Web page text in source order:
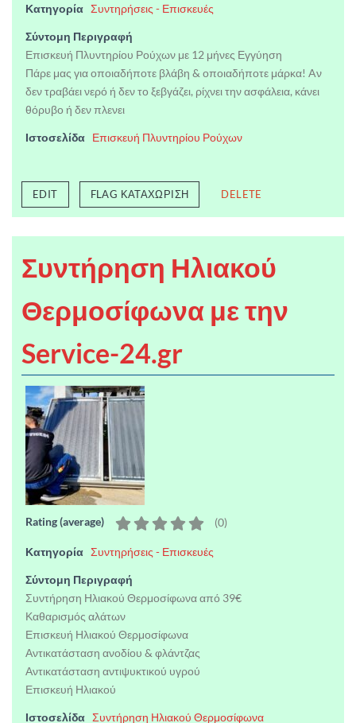
Κατηγορία Συντηρήσεις - Επισκευές
Σύντομη Περιγραφή
Επισκευή Πλυντηρίου Ρούχων με 12 μήνες Εγγύηση
Πάρε μας για οποιαδήποτε βλάβη & οποιαδήποτε μάρκα! Aν
δεν τραβάει νερό ή δεν το ξεβγάζει, ρίχνει την ασφάλεια, κάνει
θόρυβο ή δεν πλενει
Ιστοσελίδα Επισκευή Πλυντηρίου Ρούχων
EDIT FLAG ΚΑΤΑΧΏΡΙΣΗ DELETE
Συντήρηση Ηλιακού
Θερμοσίφωνα με την
Service-24.gr
Rating (average) (0)
Κατηγορία Συντηρήσεις - Επισκευές
Σύντομη Περιγραφή
Συντήρηση Ηλιακού Θερμοσίφωνα από 39€
Καθαρισμός αλάτων
Επισκευή Ηλιακού Θερμοσίφωνα
Αντικατάσταση ανοδίου & φλάντζας
Αντικατάσταση αντιψυκτικού υγρού
Επισκευή Ηλιακού
Ιστοσελίδα Συντήρηση Ηλιακού Θερμοσίφωνα